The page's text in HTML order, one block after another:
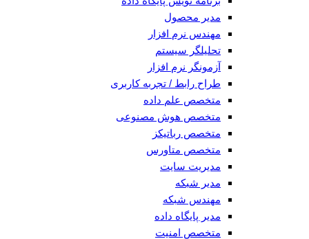
مدیر محصول
مهندس نرم افزار
تحلیلگر سیستم
آزمونگر نرم افزار
طراح رابط / تجربه کاربری
متخصص علم داده
متخصص هوش مصنوعی
متخصص رباتیکز
متخصص متاورس
مدیریت سایت
مدیر شبکه
مهندس شبکه
مدیر پایگاه داده
متخصص امنیت